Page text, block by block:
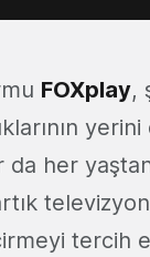
FOXplay,
yerini
her
tercih